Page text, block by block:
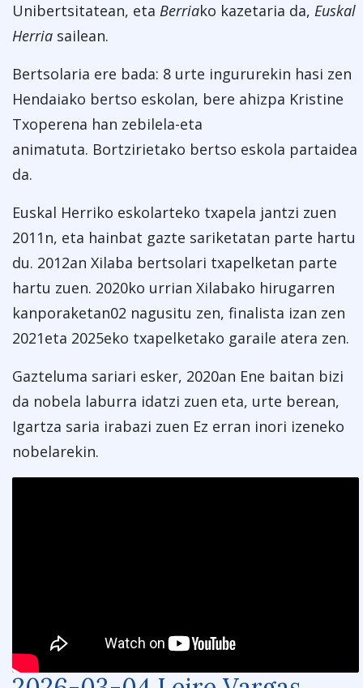
Unibertsitatean, eta Berriako kazetaria da, Euskal
Herria sailean.
Bertsolaria ere bada: 8 urte ingururekin hasi zen
Hendaiako bertso eskolan, bere ahizpa Kristine
Txoperena han zebilela-eta
animatuta. Bortzirietako bertso eskola partaidea
da.
Euskal Herriko eskolarteko txapela jantzi zuen
2011n, eta hainbat gazte sariketatan parte hartu
du. 2012an Xilaba bertsolari txapelketan parte
hartu zuen. 2020ko urrian Xilabako hirugarren
kanporaketan02 nagusitu zen, finalista izan zen
2021eta 2025eko txapelketako garaile atera zen.
Gazteluma sariari esker, 2020an Ene baitan bizi
da nobela laburra idatzi zuen eta, urte berean,
Igartza saria irabazi zuen Ez erran inori izeneko
nobelarekin.